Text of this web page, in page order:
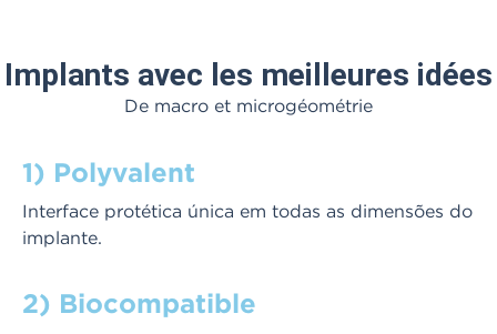
Implants avec les meilleures idées
De macro et microgéométrie
1) Polyvalent
Interface protética única em todas as dimensões do
implante.
2) Biocompatible